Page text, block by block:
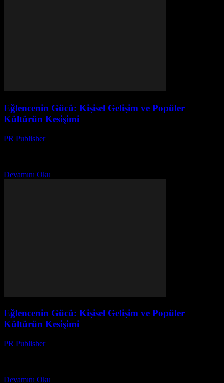
Eğlencenin Gücü: Kişisel Gelişim ve Popüler
Kültürün Kesişimi
PR Publisher-
Devamını Oku
Eğlencenin Gücü: Kişisel Gelişim ve Popüler
Kültürün Kesişimi
PR Publisher-
Devamını Oku